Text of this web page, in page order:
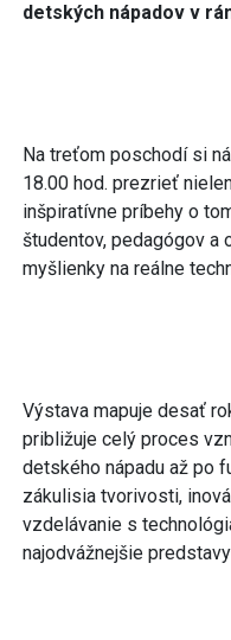
detských nápadov v
Na treťom poschodí si
18.00 hod. prezrieť
inšpiratívne príbehy o
študentov, pedagógov a
myšlienky na reálne
Výstava mapuje desať
približuje celý proces
detského nápadu až po
zákulisia tvorivosti,
vzdelávanie s
najodvážnejšie